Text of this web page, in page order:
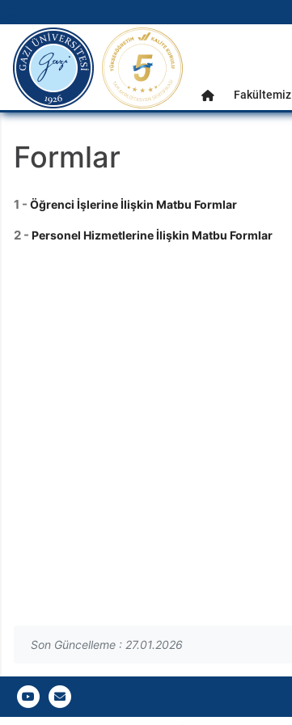
Ana Menü
gazi.edu.tr
Anasayfa
Fakültemiz
Formlar
1 - Öğrenci İşlerine İlişkin Matbu Formlar
2 - Personel Hizmetlerine İlişkin Matbu Formlar
Son Güncelleme : 27.01.2026
Gazi Üniversitesi Fen Fakültesi
Gazi E-Mail